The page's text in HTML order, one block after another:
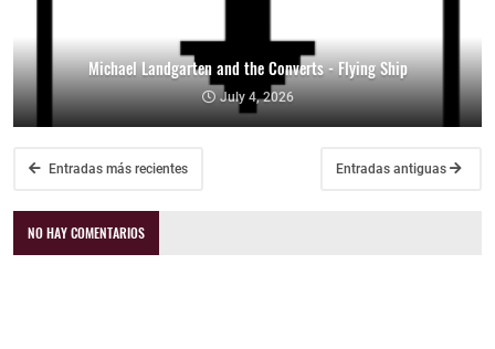
Michael Landgarten and the Converts - Flying Ship
July 4, 2026
Entradas más recientes Entradas antiguas
NO HAY COMENTARIOS